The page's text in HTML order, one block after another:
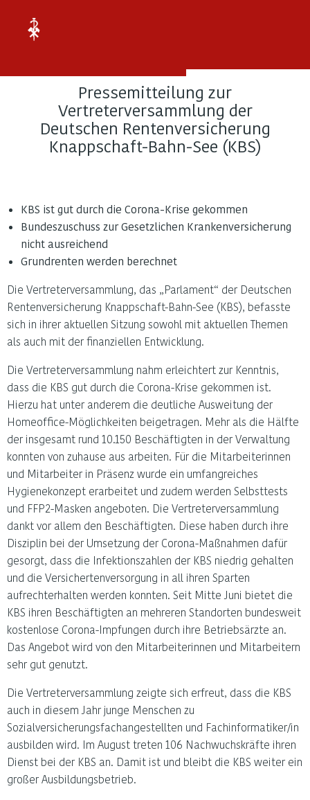
Verband
e.V.
Pressemitteilung
Vertreterversammlung
Knappschaft-
Bahn-
See
(KBS)
Pressemitteilung zur
Vertreterversammlung der
Deutschen Rentenversicherung
Knappschaft-Bahn-See (KBS)
KBS ist gut durch die Corona-Krise gekommen
Bundeszuschuss zur Gesetzlichen Krankenversicherung
nicht ausreichend
Grundrenten werden berechnet
Die Vertreterversammlung, das „Parlament“ der Deutschen
Rentenversicherung Knappschaft-Bahn-See (KBS), befasste
sich in ihrer aktuellen Sitzung sowohl mit aktuellen Themen
als auch mit der finanziellen Entwicklung.
Die Vertreterversammlung nahm erleichtert zur Kenntnis,
dass die KBS gut durch die Corona-Krise gekommen ist.
Hierzu hat unter anderem die deutliche Ausweitung der
Homeoffice-Möglichkeiten beigetragen. Mehr als die Hälfte
der insgesamt rund 10.150 Beschäftigten in der Verwaltung
konnten von zuhause aus arbeiten. Für die Mitarbeiterinnen
und Mitarbeiter in Präsenz wurde ein umfangreiches
Hygienekonzept erarbeitet und zudem werden Selbsttests
und FFP2-Masken angeboten. Die Vertreterversammlung
dankt vor allem den Beschäftigten. Diese haben durch ihre
Disziplin bei der Umsetzung der Corona-Maßnahmen dafür
gesorgt, dass die Infektionszahlen der KBS niedrig gehalten
und die Versichertenversorgung in all ihren Sparten
aufrechterhalten werden konnten. Seit Mitte Juni bietet die
KBS ihren Beschäftigten an mehreren Standorten bundesweit
kostenlose Corona-Impfungen durch ihre Betriebsärzte an.
Das Angebot wird von den Mitarbeiterinnen und Mitarbeitern
sehr gut genutzt.
Die Vertreterversammlung zeigte sich erfreut, dass die KBS
auch in diesem Jahr junge Menschen zu
Sozialversicherungsfachangestellten und Fachinformatiker/in
ausbilden wird. Im August treten 106 Nachwuchskräfte ihren
Dienst bei der KBS an. Damit ist und bleibt die KBS weiter ein
großer Ausbildungsbetrieb.